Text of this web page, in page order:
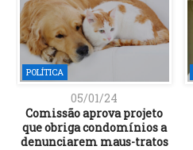
POLÍTICA
05/01/24
Comissão aprova projeto
que obriga condomínios a
denunciarem maus-tratos